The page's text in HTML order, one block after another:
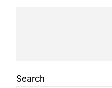
Search